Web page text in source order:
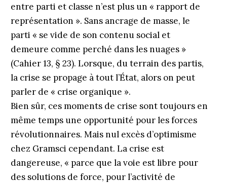
entre parti et classe n’est plus un « rapport de
représentation ». Sans ancrage de masse, le
parti « se vide de son contenu social et
demeure comme perché dans les nuages »
(Cahier 13, § 23). Lorsque, du terrain des partis,
la crise se propage à tout l’État, alors on peut
parler de « crise organique ».
Bien sûr, ces moments de crise sont toujours en
même temps une opportunité pour les forces
révolutionnaires. Mais nul excès d’optimisme
chez Gramsci cependant. La crise est
dangereuse, « parce que la voie est libre pour
des solutions de force, pour l’activité de